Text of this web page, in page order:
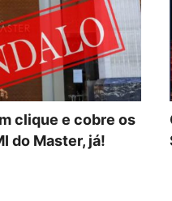
clique e cobre os
do Master, já!